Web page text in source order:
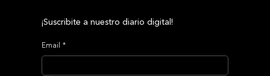
¡Suscribite a nuestro diario digital!
Email *